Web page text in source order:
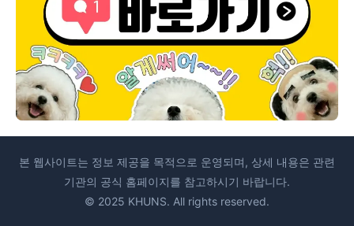
본 웹사이트는 정보 제공을 목적으로 운영되며, 상세 내용은 관련
기관의 공식 홈페이지를 참고하시기 바랍니다.
© 2025 KHUNS. All rights reserved.